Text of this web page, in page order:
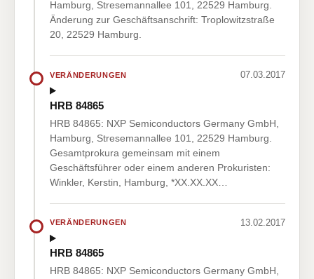
Hamburg, Stresemannallee 101, 22529 Hamburg.
Änderung zur Geschäftsanschrift: Troplowitzstraße
20, 22529 Hamburg.
VERÄNDERUNGEN 07.03.2017
HRB 84865
HRB 84865: NXP Semiconductors Germany GmbH,
Hamburg, Stresemannallee 101, 22529 Hamburg.
Gesamtprokura gemeinsam mit einem
Geschäftsführer oder einem anderen Prokuristen:
Winkler, Kerstin, Hamburg, *XX.XX.XX…
VERÄNDERUNGEN 13.02.2017
HRB 84865
HRB 84865: NXP Semiconductors Germany GmbH,